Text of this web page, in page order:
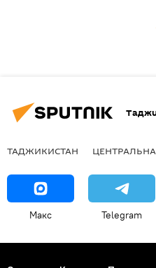
ТАДЖИКИСТАН
Макс Telegram